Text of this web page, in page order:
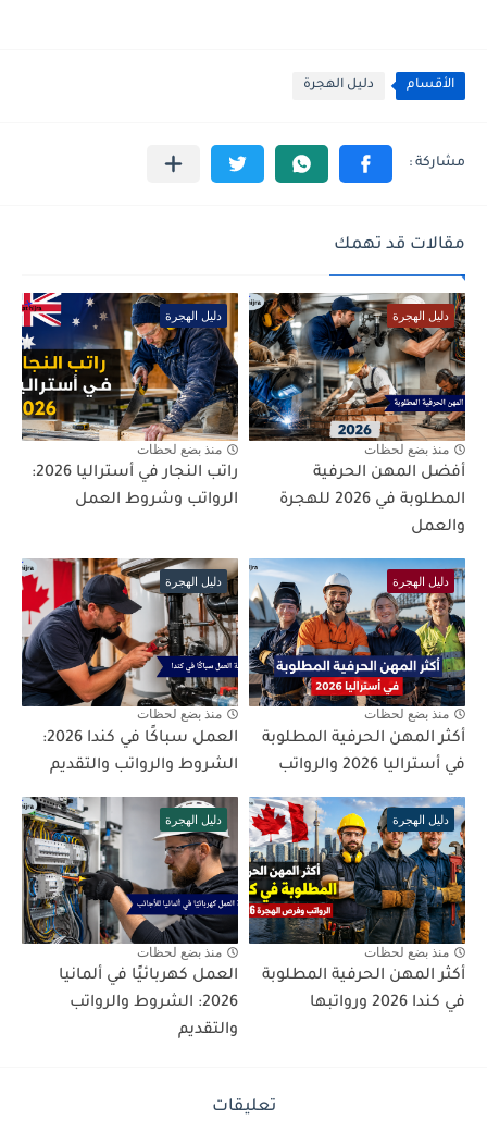
الأقسام دليل الهجرة
مقالات قد تهمك
دليل الهجرة
منذ بضع لحظات
أفضل المهن الحرفية
المطلوبة في 2026 للهجرة
والعمل
دليل الهجرة
منذ بضع لحظات
راتب النجار في أستراليا 2026:
الرواتب وشروط العمل
دليل الهجرة
منذ بضع لحظات
أكثر المهن الحرفية المطلوبة
في أستراليا 2026 والرواتب
دليل الهجرة
منذ بضع لحظات
العمل سباكًا في كندا 2026:
الشروط والرواتب والتقديم
دليل الهجرة
منذ بضع لحظات
أكثر المهن الحرفية المطلوبة
في كندا 2026 ورواتبها
دليل الهجرة
منذ بضع لحظات
العمل كهربائيًا في ألمانيا
2026: الشروط والرواتب
والتقديم
تعليقات